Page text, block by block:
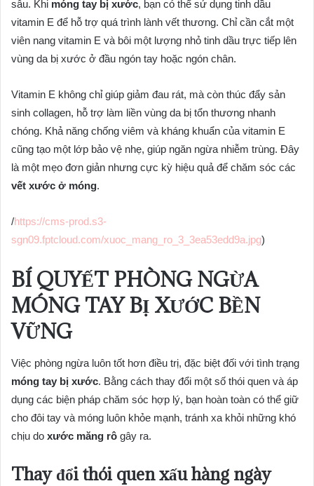
sâu. Khi móng tay bị xước, bạn có thể sử dụng tinh dầu
vitamin E để hỗ trợ quá trình lành vết thương. Chỉ cần cắt một
viên nang vitamin E và bôi một lượng nhỏ tinh dầu trực tiếp lên
vùng da bị xước ở đầu ngón tay hoặc ngón chân.
Vitamin E không chỉ giúp giảm đau rát, mà còn thúc đẩy sản
sinh collagen, hỗ trợ làm liền vùng da bị tổn thương nhanh
chóng. Khả năng chống viêm và kháng khuẩn của vitamin E
cũng tạo một lớp bảo vệ nhẹ, giúp ngăn ngừa nhiễm trùng. Đây
là một mẹo đơn giản nhưng cực kỳ hiệu quả để chăm sóc các
vết xước ở móng.
/https://cms-prod.s3-
sgn09.fptcloud.com/xuoc_mang_ro_3_3ea53edd9a.jpg)
BÍ QUYẾT PHÒNG NGỪA
MÓNG TAY BỊ XƯỚC BỀN
VỮNG
Việc phòng ngừa luôn tốt hơn điều trị, đặc biệt đối với tình trạng
móng tay bị xước. Bằng cách thay đổi một số thói quen và áp
dụng các biện pháp chăm sóc hợp lý, bạn hoàn toàn có thể giữ
cho đôi tay và móng luôn khỏe mạnh, tránh xa khỏi những khó
chịu do xước măng rô gây ra.
Thay đổi thói quen xấu hàng ngày